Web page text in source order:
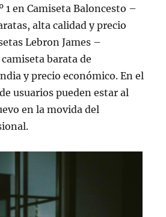
1 en Camiseta Baloncesto –
alta calidad y precio
Lebron James –
barata de
y precio económico. En el
usuarios pueden estar al
en la movida del